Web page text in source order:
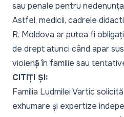
sau penale pentru
Astfel, medicii, cadrele
R. Moldova ar putea fi
de drept atunci când apar
violență în familie sau
CITIȚI ȘI:
Familia Ludmilei Vartic
exhumare și expertize